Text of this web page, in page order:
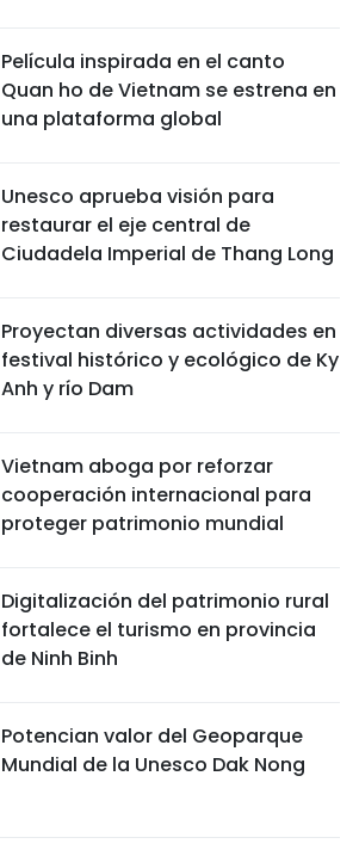
Película inspirada en el canto
Quan ho de Vietnam se estrena en
una plataforma global
Unesco aprueba visión para
restaurar el eje central de
Ciudadela Imperial de Thang Long
Proyectan diversas actividades en
festival histórico y ecológico de Ky
Anh y río Dam
Vietnam aboga por reforzar
cooperación internacional para
proteger patrimonio mundial
Digitalización del patrimonio rural
fortalece el turismo en provincia
de Ninh Binh
Potencian valor del Geoparque
Mundial de la Unesco Dak Nong